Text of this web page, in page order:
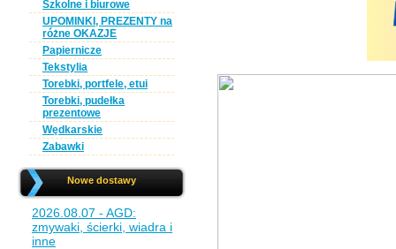
Szkolne i biurowe
UPOMINKI, PREZENTY na
różne OKAZJE
Papiernicze
Tekstylia
Torebki, portfele, etui
Torebki, pudełka
prezentowe
Wędkarskie
Zabawki
Nowe dostawy
2026.08.07 - AGD:
zmywaki, ścierki, wiadra i
inne